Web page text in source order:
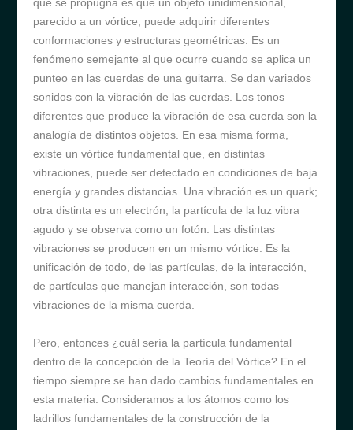
que se propugna es que un objeto unidimensional,
parecido a un vórtice, puede adquirir diferentes
conformaciones y estructuras geométricas. Es un
fenómeno semejante al que ocurre cuando se aplica un
punteo en las cuerdas de una guitarra. Se dan variados
sonidos con la vibración de las cuerdas. Los tonos
diferentes que produce la vibración de esa cuerda son la
analogía de distintos objetos. En esa misma forma,
existe un vórtice fundamental que, en distintas
vibraciones, puede ser detectado en condiciones de baja
energía y grandes distancias. Una vibración es un quark;
otra distinta es un electrón; la partícula de la luz vibra
agudo y se observa como un fotón. Las distintas
vibraciones se producen en un mismo vórtice. Es la
unificación de todo, de las partículas, de la interacción,
de partículas que manejan interacción, son todas
vibraciones de la misma cuerda.
Pero, entonces ¿cuál sería la partícula fundamental
dentro de la concepción de la Teoría del Vórtice? En el
tiempo siempre se han dado cambios fundamentales en
esta materia. Consideramos a los átomos como los
ladrillos fundamentales de la construcción de la